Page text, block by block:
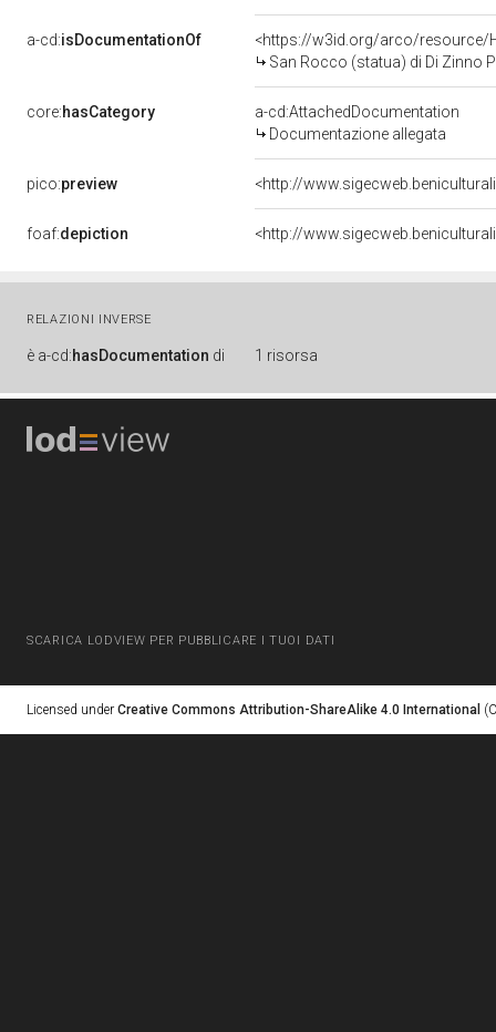
a-cd:isDocumentationOf
<https://w3id.org/arco/resource/
San Rocco (statua) di Di Zinno
core:hasCategory
a-cd:AttachedDocumentation
Documentazione allegata
pico:preview <http://
foaf:depiction <http://
RELAZIONI INVERSE
è a-cd:hasDocumentation di 1 risorsa
SCARICA LODVIEW PER PUBBLICARE I TUOI DATI
Licensed under Creative Commons Attribution-ShareAlike 4.0 International